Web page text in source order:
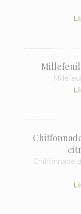
Chiffonnade